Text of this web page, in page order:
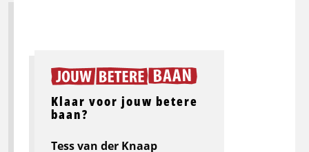
Klaar voor jouw betere
baan?
Tess van der Knaap